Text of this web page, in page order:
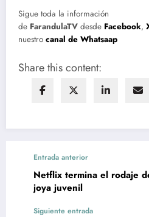
Sigue toda la información
de FarandulaTV desde Facebook,
nuestro canal de Whatsaap
Share this content:
Entrada anterior
Netflix termina el rodaje
joya juvenil
Siguiente entrada